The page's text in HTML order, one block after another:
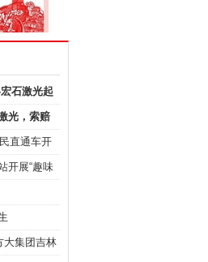
石激光起
光，索赔
直通车开
开展“趣味
大集团吉林